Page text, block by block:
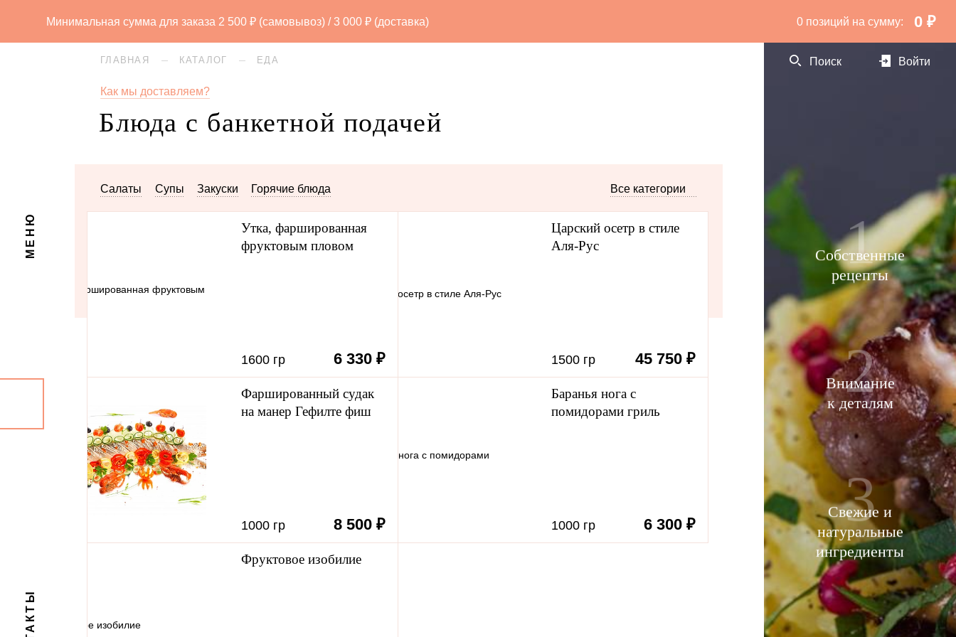
Минимальная сумма для заказа 2 500 ₽ (самовывоз) / 3 000 ₽ (доставка) 0 позиций на сумму: 0 ₽
Каталог
Хлеб Пасха Еда Праздники
Доставка и оплата Новости О компании Отзывы Поиск Войти
МЕНЮ
ГЛАВНАЯ КАТАЛОГ ЕДА Поиск Войти
Как мы доставляем?
Блюда с банкетной подачей
Салаты Супы Закуски Горячие блюда Все категории
Утка, фаршированная
фруктовым пловом
6 330 ₽
1600 гр
Царский осетр в стиле
Аля-Рус
45 750 ₽
1500 гр
Фаршированный судак
на манер Гефилте фиш
8 500 ₽
1000 гр
Баранья нога с
помидорами гриль
6 300 ₽
1000 гр
Фруктовое изобилие
1
Собственные
рецепты
2
Внимание
к деталям
3
Свежие и
натуральные
ингредиенты